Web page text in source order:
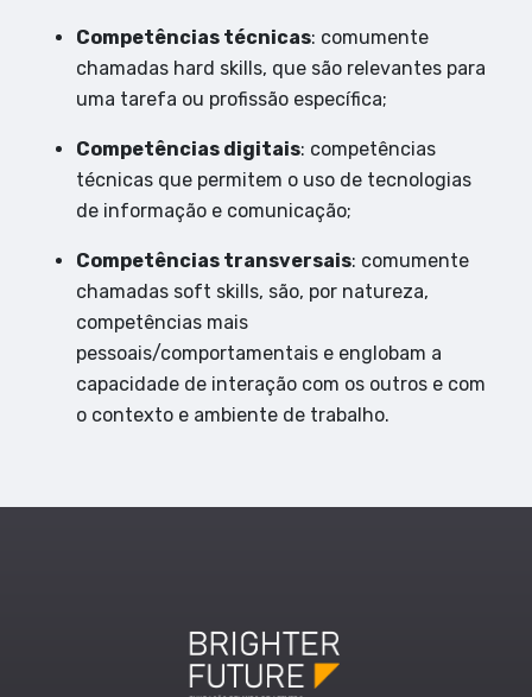
Competências técnicas: comumente
chamadas hard skills, que são relevantes para
uma tarefa ou profissão específica;
Competências digitais: competências
técnicas que permitem o uso de tecnologias
de informação e comunicação;
Competências transversais: comumente
chamadas soft skills, são, por natureza,
competências mais
pessoais/comportamentais e englobam a
capacidade de interação com os outros e com
o contexto e ambiente de trabalho.